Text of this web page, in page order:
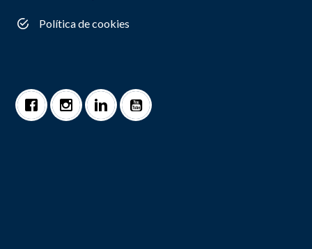
Política de cookies